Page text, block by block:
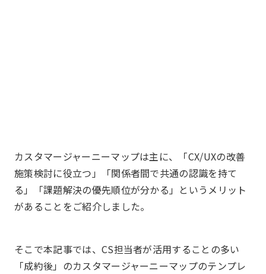
カスタマージャーニーマップは主に、「CX/UXの改善
施策検討に役立つ」「関係者間で共通の認識を持て
る」「課題解決の優先順位が分かる」というメリット
があることをご紹介しました。
そこで本記事では、CS担当者が活用することの多い
「成約後」のカスタマージャーニーマップのテンプレ